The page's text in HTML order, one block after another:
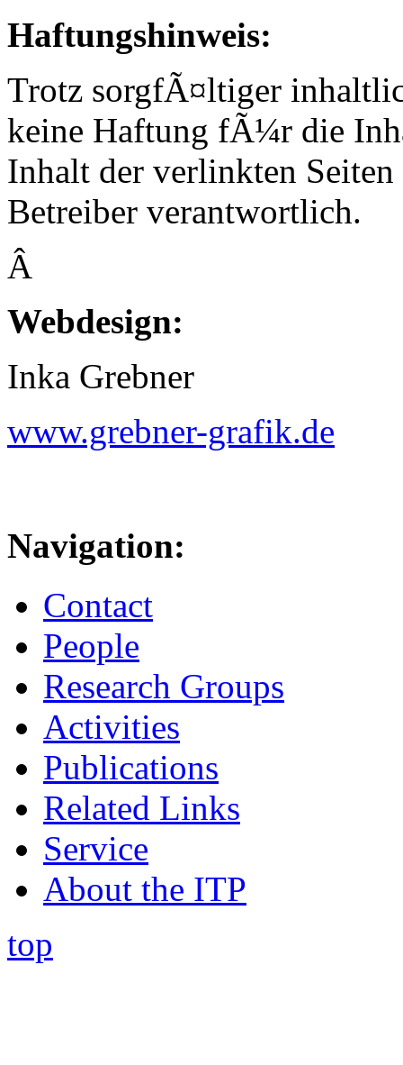
Haftungshinweis:
Trotz sorgfÃ¤ltiger
keine Haftung fÃ¼r die
Inhalt der verlinkten
Betreiber verantwortlich.
Â
Webdesign:
Inka Grebner
www.grebner-grafik.de
Navigation:
Contact
People
Research Groups
Activities
Publications
Related Links
Service
About the ITP
top